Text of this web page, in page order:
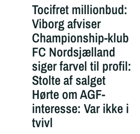
Tocifret millionbud:
Viborg afviser
Championship-klub
FC Nordsjælland
siger farvel til profil:
Stolte af salget
Hørte om AGF-
interesse: Var ikke i
tvivl